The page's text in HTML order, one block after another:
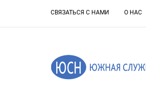
СВЯЗАТЬСЯ С НАМИ О НАС